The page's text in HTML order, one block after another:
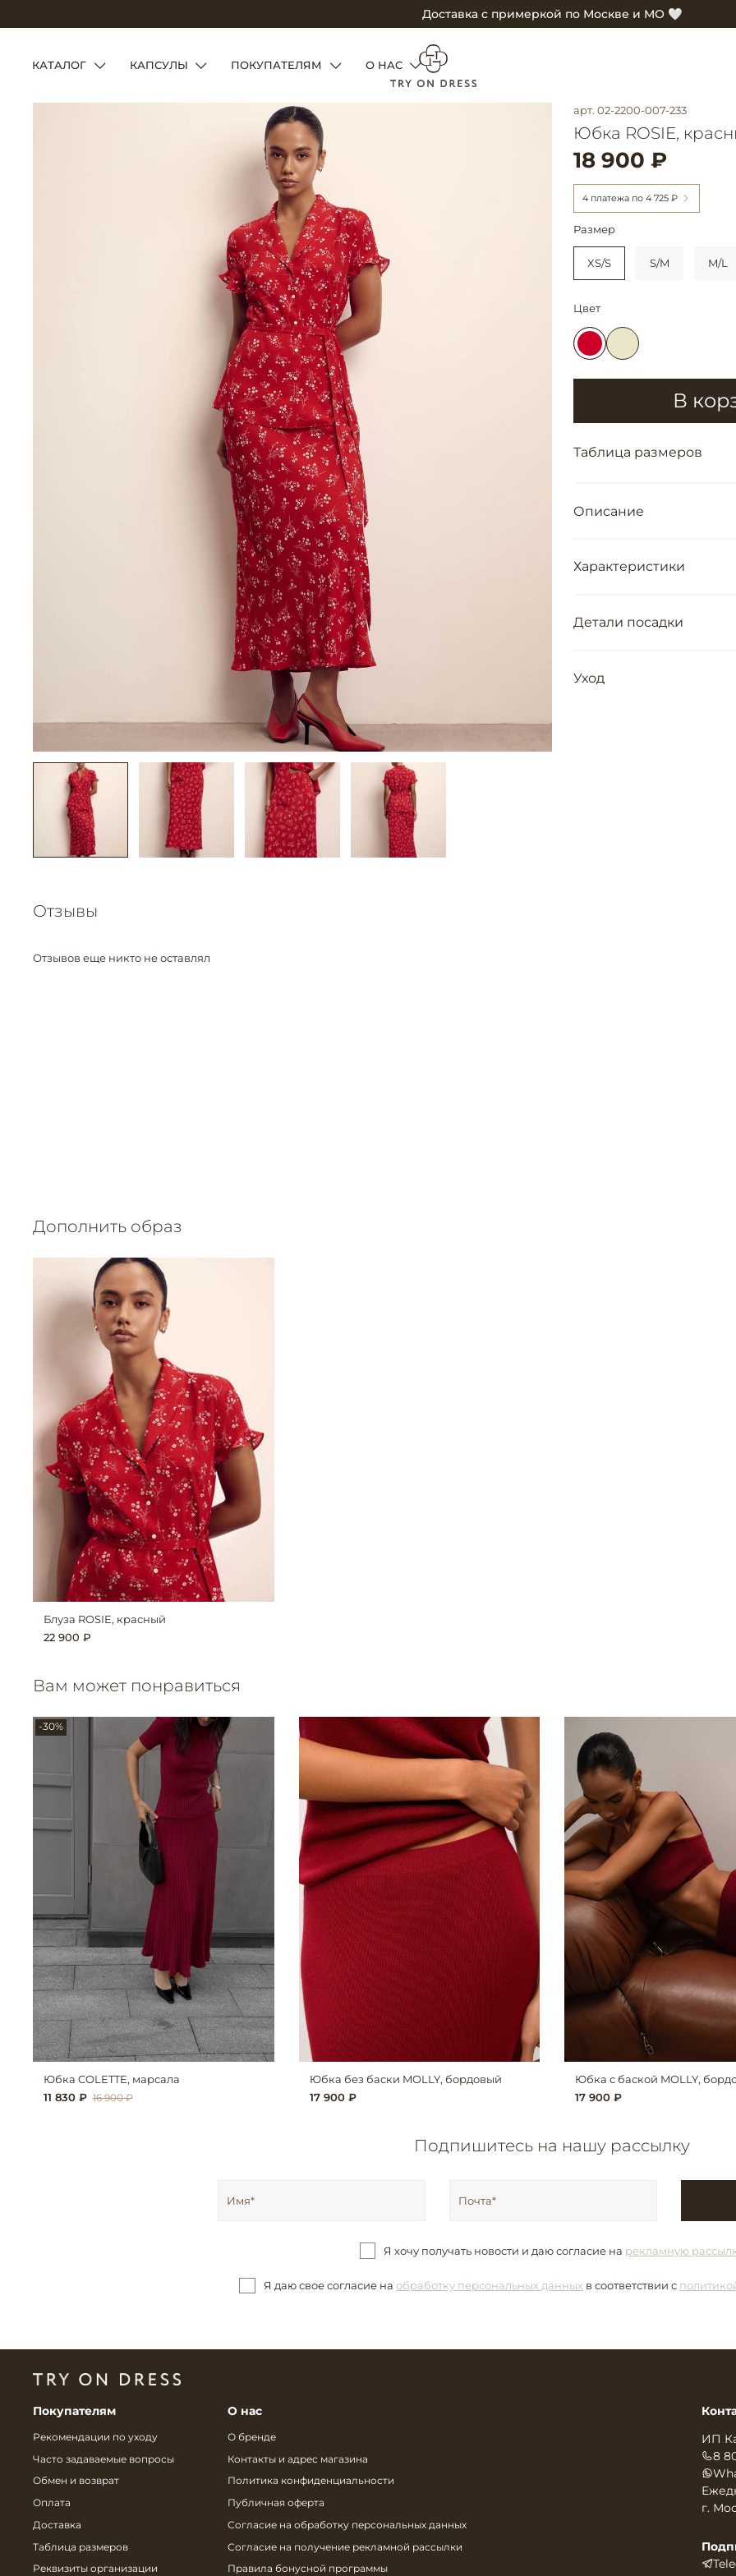
Доставка с примеркой по Москве и МО 🤍
КАТАЛОГ КАПСУЛЫ ПОКУПАТЕЛЯМ О НАС
арт. 02-2200-007-233
Юбка ROSIE,
18 900 ₽
4 платежа по 4 725 ₽
В
Размер
XS/S S/M M/L
Цвет
Таблица размеров
Описание
Характеристики
Детали посадки
Уход
Отзывы
Отзывов еще никто не оставлял
Дополнить образ
Блуза ROSIE, красный
22 900 ₽
Вам может понравиться
-30%
Юбка COLETTE, марсала
11 830 ₽ 16 900 ₽
Юбка без баски MOLLY, бордовый
17 900 ₽
Юбка с баской MOLLY,
17 900 ₽
Подпишитесь на нашу рассылку
Я хочу получать новости и даю согласие на рекламную
Я даю свое согласие на обработку персональных данных в соответствии с
Покупателям
Рекомендации по уходу
Часто задаваемые вопросы
Обмен и возврат
Оплата
Доставка
Таблица размеров
Реквизиты организации
О нас
О бренде
Контакты и адрес магазина
Политика конфиденциальности
Публичная оферта
Согласие на обработку персональных данных
Согласие на получение рекламной рассылки
Правила бонусной программы
ИП
8
г.